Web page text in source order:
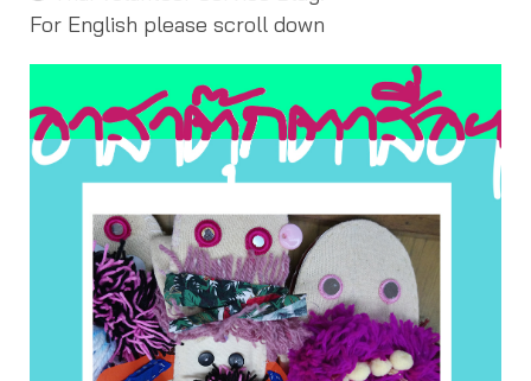
For English please scroll down